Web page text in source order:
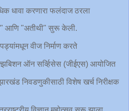
धावा करणारा फलंदाज ठरला
आणि "अतीथी" सुरू केली.
वीज निर्माण करते
ऑन सर्व्हिसेस (जीईएस) आयोजित
निवडणुकीसाठी विशेष खर्च निरीक्षक